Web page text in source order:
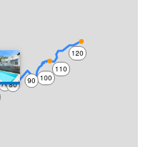
7080 90 100
110
120